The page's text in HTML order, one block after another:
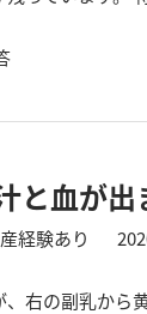
と血が出
経験あり
右の副乳から